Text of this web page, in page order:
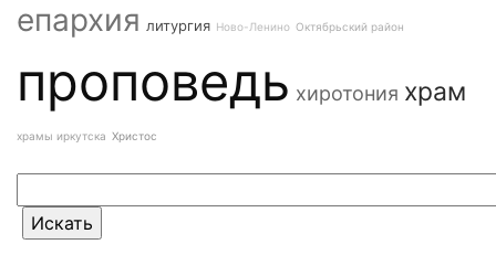
епархия литургия Ново-Ленино Октябрьский район
проповедь хиротония храм
храмы иркутска Христос